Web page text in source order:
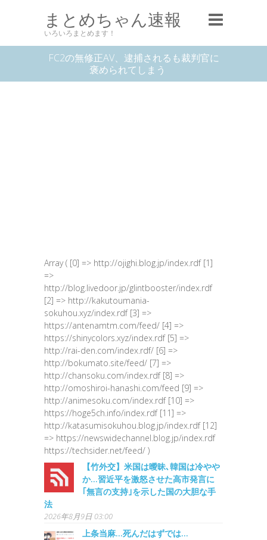
まとめちゃん速報
いろいろまとめます！
FC2の無修正AV、逮捕されるも裁判官に
褒められてしまう
Array ( [0] => http://ojighi.blog.jp/index.rdf [1]
=>
http://blog.livedoor.jp/glintbooster/index.rdf
[2] => http://kakutoumania-
sokuhou.xyz/index.rdf [3] =>
https://antenamtm.com/feed/ [4] =>
https://shinycolors.xyz/index.rdf [5] =>
http://rai-den.com/index.rdf/ [6] =>
http://bokumato.site/feed/ [7] =>
http://chansoku.com/index.rdf [8] =>
http://omoshiroi-hanashi.com/feed [9] =>
http://animesoku.com/index.rdf [10] =>
https://hoge5ch.info/index.rdf [11] =>
http://katasumisokuhou.blog.jp/index.rdf [12]
=> https://newswidechannel.blog.jp/index.rdf
https://techsider.net/feed/ )
【竹外交】米国は曖昧､韓国は冷やや
か…習近平を激怒させた高市発言に
｢無言の支持｣を示した国の大胆な手
法
2026年8月9日 03:00
上条当麻…死んだはずでは…